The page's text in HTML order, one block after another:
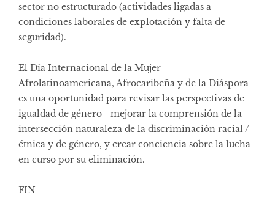
sector no estructurado (actividades ligadas a
condiciones laborales de explotación y falta de
seguridad).
El Día Internacional de la Mujer
Afrolatinoamericana, Afrocaribeña y de la Diáspora
es una oportunidad para revisar las perspectivas de
igualdad de género– mejorar la comprensión de la
intersección naturaleza de la discriminación racial /
étnica y de género, y crear conciencia sobre la lucha
en curso por su eliminación.
FIN